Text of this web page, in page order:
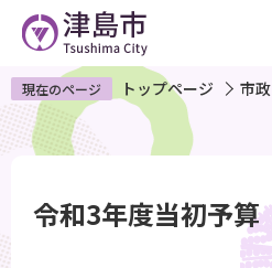
ペ
ー
ジ
で
現在のページ トップページ 市政
令和3年度当初予算